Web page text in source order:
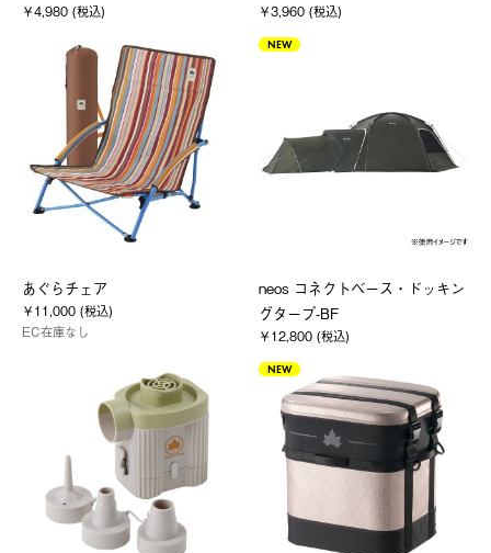
￥4,980 (税込) ￥3,960 (税込)
あぐらチェア
￥11,000 (税込)
EC在庫なし
NEW
neos コネクトベース・ドッキン
グタープ-BF
￥12,800 (税込)
NEW